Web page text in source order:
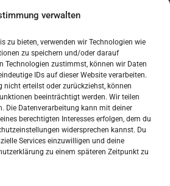
verwalten
zu bieten, verwenden wir Technologien wie
zu speichern und/oder darauf
Technologien zustimmst, können wir Daten
IDs auf dieser Website verarbeiten.
nicht erteilst oder zurückziehst, können
beeinträchtigt werden. Wir teilen
Die Datenverarbeitung kann mit deiner
berechtigten Interesses erfolgen, dem du
widersprechen kannst. Du
Services einzuwilligen und deine
zu einem späteren Zeitpunkt zu
svoj oglas
Svijet – Njemačka?